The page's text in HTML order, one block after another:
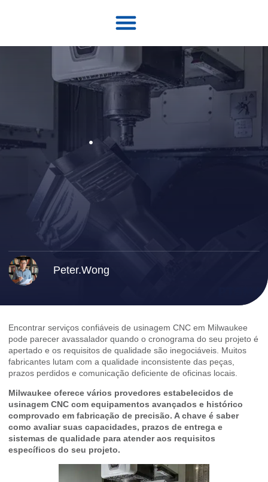
Peter.Wong
Encontrar serviços confiáveis de usinagem CNC em Milwaukee
pode parecer avassalador quando o cronograma do seu projeto é
apertado e os requisitos de qualidade são inegociáveis. Muitos
fabricantes lutam com a qualidade inconsistente das peças,
prazos perdidos e comunicação deficiente de oficinas locais.
Milwaukee oferece vários provedores estabelecidos de
usinagem CNC com equipamentos avançados e histórico
comprovado em fabricação de precisão. A chave é saber
como avaliar suas capacidades, prazos de entrega e
sistemas de qualidade para atender aos requisitos
específicos do seu projeto.